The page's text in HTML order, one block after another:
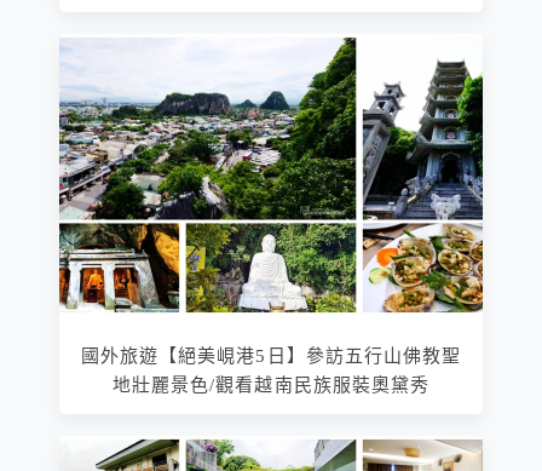
國外旅遊【絕美峴港5日】參訪五行山佛教聖
地壯麗景色/觀看越南民族服裝奧黛秀